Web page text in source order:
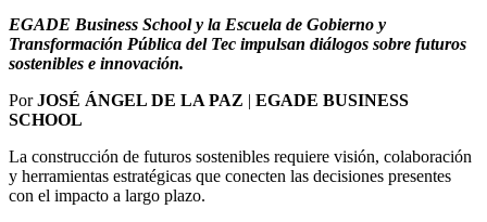
EGADE Business School y la Escuela de Gobierno y
Transformación Pública del Tec impulsan diálogos sobre futuros
sostenibles e innovación.
PorJOSÉ ÁNGEL DE LA PAZ | EGADE BUSINESS
SCHOOL
La construcción de futuros sostenibles requiere visión, colaboración
y herramientas estratégicas que conecten las decisiones presentes
con el impacto a largo plazo.